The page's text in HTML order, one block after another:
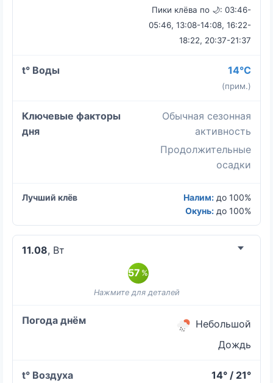
Пики клёва по 🌙: 03:46-
05:46, 13:08-14:08, 16:22-
18:22, 20:37-21:37
14°C
(прим.)
Обычная сезонная
активность
Продолжительные
осадки
Налим: до 100%
Окунь: до 100%
11.08, Вт
57 %
Небольшой
Дождь
14° / 21°